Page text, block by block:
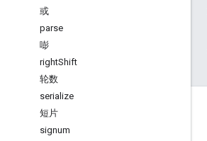
或
parse
嘭
rightShift
轮数
serialize
短片
signum